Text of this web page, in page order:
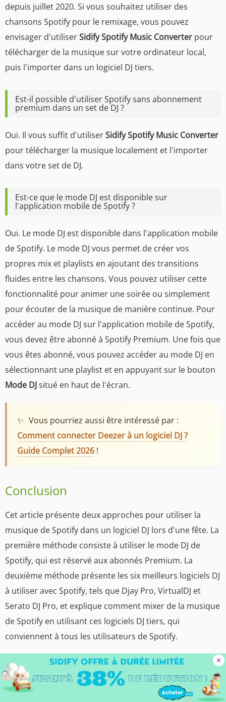
depuis juillet 2020. Si vous souhaitez utiliser des
chansons Spotify pour le remixage, vous pouvez
envisager d'utiliserSidify Spotify Music Converter pour
télécharger de la musique sur votre ordinateur local,
puis l'importer dans un logiciel DJ tiers.
Est-il possible d'utiliser Spotify sans abonnement
premium dans un set de DJ ?
Oui. Il vous suffit d'utiliserSidify Spotify Music Converter
pour télécharger la musique localement et l'importer
dans votre set de DJ.
Est-ce que le mode DJ est disponible sur
l'application mobile de Spotify ?
Oui. Le mode DJ est disponible dans l'application mobile
de Spotify. Le mode DJ vous permet de créer vos
propres mix et playlists en ajoutant des transitions
fluides entre les chansons. Vous pouvez utiliser cette
fonctionnalité pour animer une soirée ou simplement
pour écouter de la musique de manière continue. Pour
accéder au mode DJ sur l'application mobile de Spotify,
vous devez être abonné à Spotify Premium. Une fois que
vous êtes abonné, vous pouvez accéder au mode DJ en
sélectionnant une playlist et en appuyant sur le bouton
Mode DJsitué en haut de l'écran.
✨ Vous pourriez aussi être intéressé par :
Comment connecter Deezer à un logiciel DJ ?
Guide Complet 2026 !
Conclusion
Cet article présente deux approches pour utiliser la
musique de Spotify dans un logiciel DJ lors d'une fête. La
première méthode consiste à utiliser le mode DJ de
Spotify, qui est réservé aux abonnés Premium. La
deuxième méthode présente les six meilleurs logiciels DJ
à utiliser avec Spotify, tels que Djay Pro, VirtualDJ et
Serato DJ Pro, et explique comment mixer de la musique
de Spotify en utilisant ces logiciels DJ tiers, qui
conviennent à tous les utilisateurs de Spotify.
Télécharger